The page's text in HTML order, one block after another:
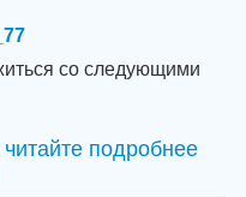
со следующими
читайте подробнее